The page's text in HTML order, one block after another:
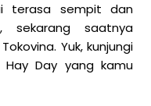
terasa sempit dan
sekarang saatnya
Yuk, kunjungi
Day yang kamu